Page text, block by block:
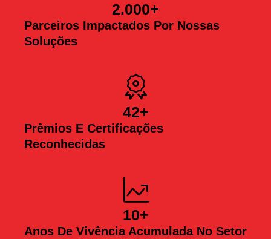
Parceiros Impactados Por Nossas
Soluções
2.000+
Prêmios E Certificações
Reconhecidas
42+
Anos De Vivência Acumulada No Setor
10+